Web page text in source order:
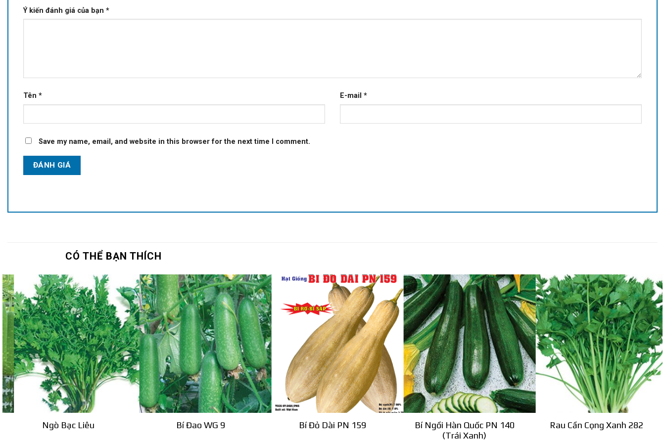
Ý kiến đánh giá của bạn *
Tên * E-mail *
Save my name, email, and website in this browser for the next time I comment.
CÓ THỂ BẠN THÍCH
Ngò Bạc Liêu Bí Đao WG 9 Bí Đỏ Dài PN 159
Bí Ngồi Hàn Quốc PN 140
(Trái Xanh)
Rau Cần Cọng Xanh 282